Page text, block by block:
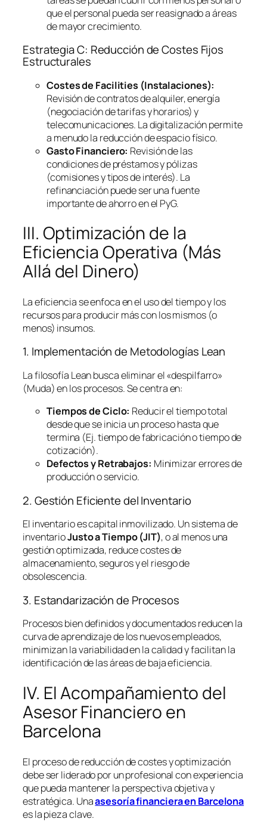
que el personal pueda ser reasignado a áreas
de mayor crecimiento.
Estrategia C: Reducción de Costes Fijos
Estructurales
Costes de Facilities (Instalaciones):
Revisión de contratos de alquiler, energía
(negociación de tarifas y horarios) y
telecomunicaciones. La digitalización permite
a menudo la reducción de espacio físico.
Gasto Financiero: Revisión de las
condiciones de préstamos y pólizas
(comisiones y tipos de interés). La
refinanciación puede ser una fuente
importante de ahorro en el PyG.
III. Optimización de la
Eficiencia Operativa (Más
Allá del Dinero)
La eficiencia se enfoca en el uso del tiempo y los
recursos para producir más con los mismos (o
menos) insumos.
1. Implementación de Metodologías Lean
La filosofía Leanbusca eliminar el «despilfarro»
(Muda) en los procesos. Se centra en:
Tiempos de Ciclo: Reducir el tiempo total
desde que se inicia un proceso hasta que
termina (Ej. tiempo de fabricación o tiempo de
cotización).
Defectos y Retrabajos: Minimizar errores de
producción o servicio.
2. Gestión Eficiente del Inventario
El inventario es capital inmovilizado. Un sistema de
inventarioJusto a Tiempo (JIT), o al menos una
gestión optimizada, reduce costes de
almacenamiento, seguros y el riesgo de
obsolescencia.
3. Estandarización de Procesos
Procesos bien definidos y documentados reducen la
curva de aprendizaje de los nuevos empleados,
minimizan la variabilidad en la calidad y facilitan la
identificación de las áreas de baja eficiencia.
IV. El Acompañamiento del
Asesor Financiero en
Barcelona
El proceso de reducción de costes y optimización
debe ser liderado por un profesional con experiencia
que pueda mantener la perspectiva objetiva y
estratégica. Unaasesoría financiera en Barcelona
es la pieza clave.